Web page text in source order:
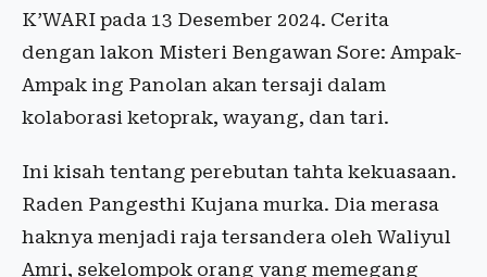
K’WARI pada 13 Desember 2024. Cerita
dengan lakon Misteri Bengawan Sore: Ampak-
Ampak ing Panolan akan tersaji dalam
kolaborasi ketoprak, wayang, dan tari.
Ini kisah tentang perebutan tahta kekuasaan.
Raden Pangesthi Kujana murka. Dia merasa
haknya menjadi raja tersandera oleh Waliyul
Amri, sekelompok orang yang memegang